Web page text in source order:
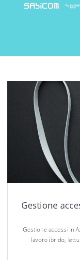
Gestione
Gestione accessi in
lavoro ibrido,